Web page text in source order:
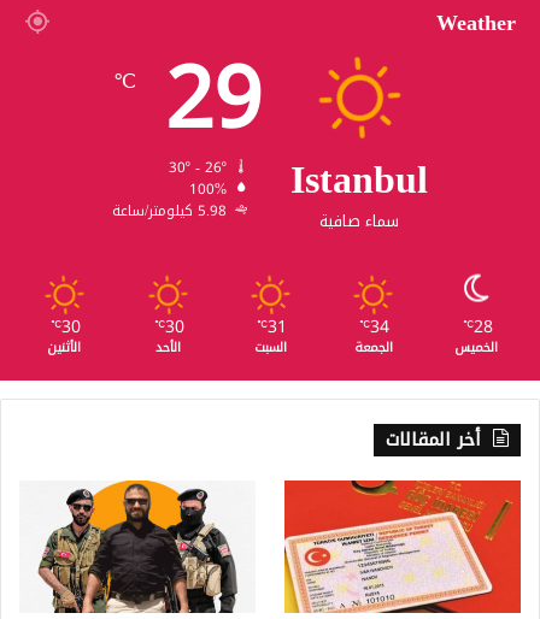
Weather
Istanbul
سماء صافية
29
℃
100%
5.98 كيلومتر/ساعة
28
℃
الخميس
34
℃
الجمعة
31
℃
السبت
30
℃
الأحد
30
℃
الأثنين
أخر المقالات